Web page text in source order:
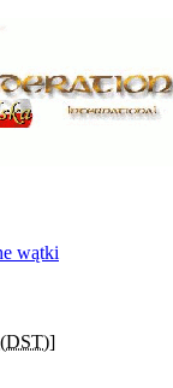
wątki
]